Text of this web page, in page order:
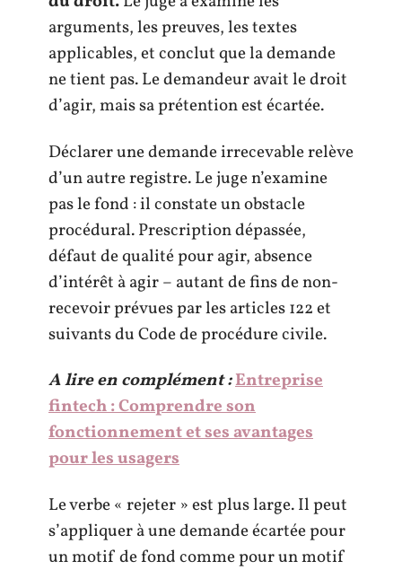
arguments, les preuves, les textes
applicables, et conclut que la demande
ne tient pas. Le demandeur avait le droit
d’agir, mais sa prétention est écartée.
Déclarer une demande irrecevable relève
d’un autre registre. Le juge n’examine
pas le fond : il constate un obstacle
procédural. Prescription dépassée,
défaut de qualité pour agir, absence
d’intérêt à agir – autant de fins de non-
recevoir prévues par les articles 122 et
suivants du Code de procédure civile.
A lire en complément :Entreprise
fintech : Comprendre son
fonctionnement et ses avantages
pour les usagers
Le verbe « rejeter » est plus large. Il peut
s’appliquer à une demande écartée pour
un motif de fond comme pour un motif